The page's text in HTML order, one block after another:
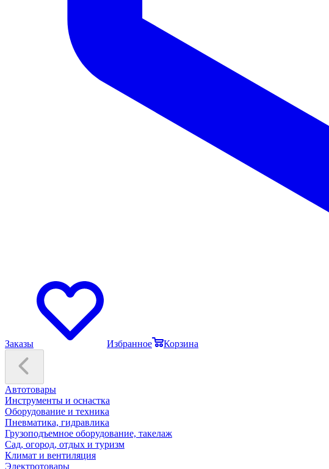
Заказы Избранное Корзина
Автотовары
Инструменты и оснастка
Оборудование и техника
Пневматика, гидравлика
Грузоподъемное оборудование, такелаж
Сад, огород, отдых и туризм
Климат и вентиляция
Электротовары